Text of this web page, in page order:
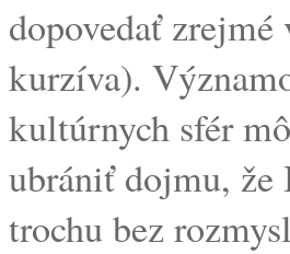
dopovedať
kurzíva).
kultúrnych sfér
ubrániť dojmu, že
trochu bez